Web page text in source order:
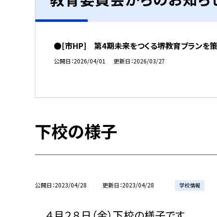
●[市HP] 第4期未来をつくる堺教育プランを策
公開日 2026/04/01 更新日 2026/03/27
下校の様子
公開日 2023/04/28 更新日 2023/04/28 学校情報